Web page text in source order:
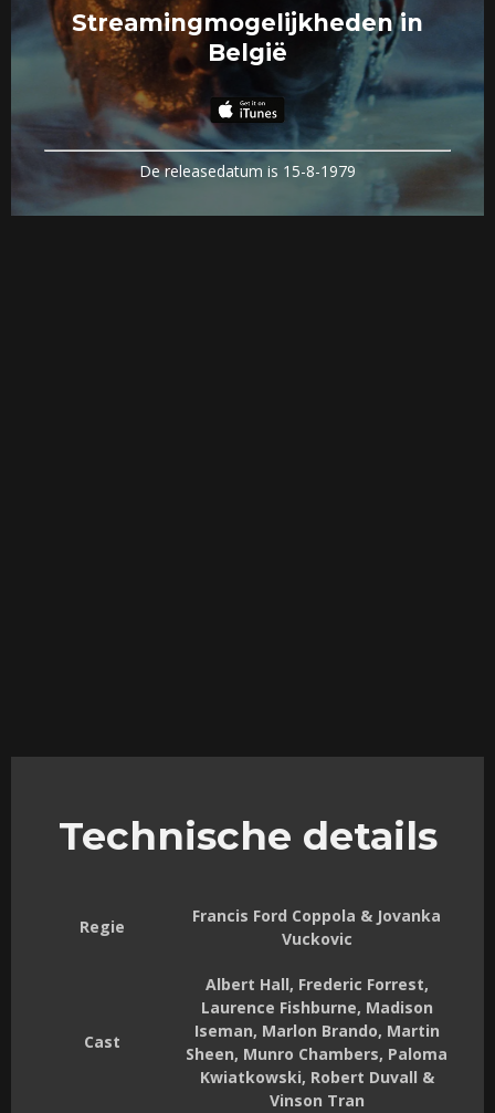
Streamingmogelijkheden in
België
De releasedatum is 15-8-1979
Technische details
Regie
Francis Ford Coppola & Jovanka
Vuckovic
Cast
Albert Hall, Frederic Forrest,
Laurence Fishburne, Madison
Iseman, Marlon Brando, Martin
Sheen, Munro Chambers, Paloma
Kwiatkowski, Robert Duvall &
Vinson Tran